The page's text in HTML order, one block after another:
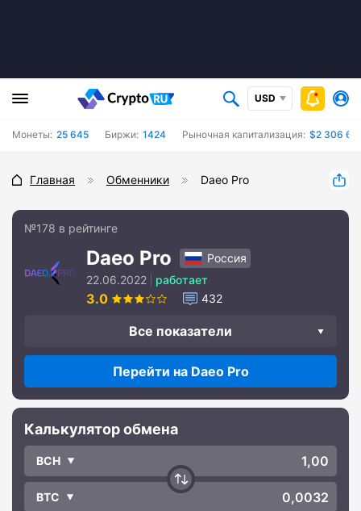
USD
Монеты: 25 645 Биржи: 1424 Рыночная капитализация: $2 306
Главная Обменники Daeo Pro
№178 в рейтинге
Daeo Pro
Россия
22.06.2022
работает
3.0 432
Все показатели
Перейти на Daeo Pro
Калькулятор обмена
BCH
BTC